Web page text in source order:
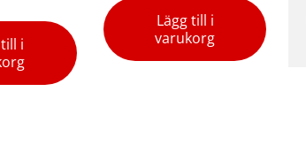
i
Lägg till i
varukorg